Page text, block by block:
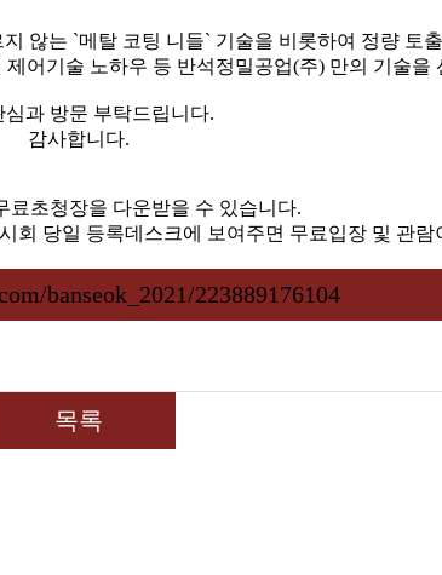
않는 `메탈 코팅 니들` 기술을 비롯하여 정량 토
어기술 노하우 등 반석정밀공업(주) 만의 기술을
심과 방문 부탁드립니다.
감사합니다.
료초청장을 다운받을 수 있습니다.
회 당일 등록데스크에 보여주면 무료입장 및 관람
banseok_2021/223889176104
목록